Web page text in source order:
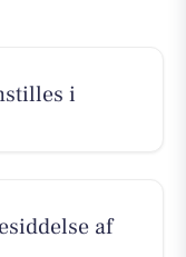
i
af